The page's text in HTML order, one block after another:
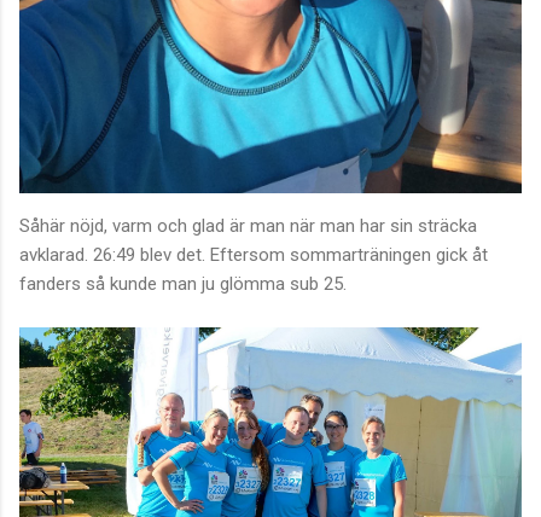
Såhär nöjd, varm och glad är man när man har sin sträcka
avklarad. 26:49 blev det. Eftersom sommarträningen gick åt
fanders så kunde man ju glömma sub 25.